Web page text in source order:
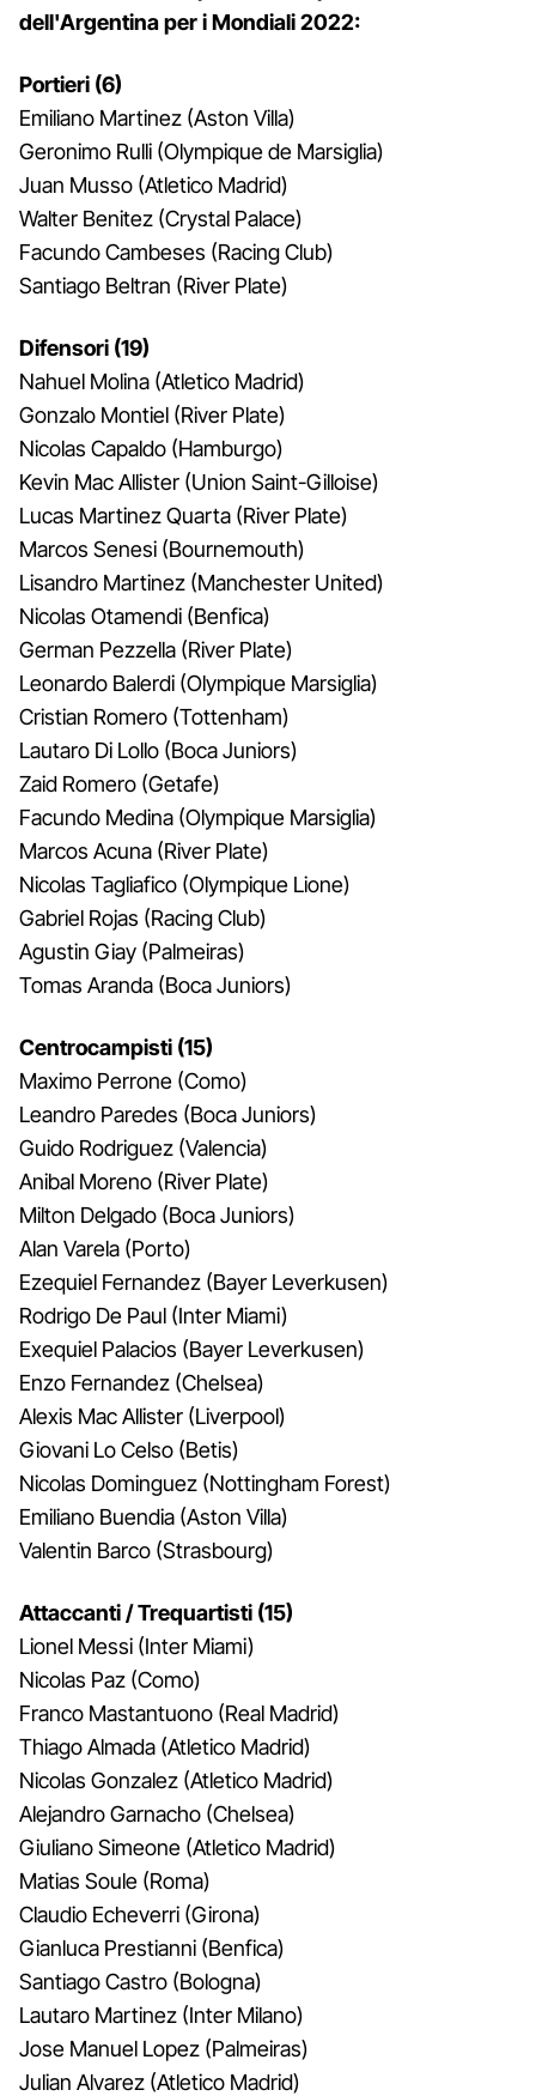
dell'Argentina per i Mondiali 2022:
Portieri (6)
Emiliano Martinez (Aston Villa)
Geronimo Rulli (Olympique de Marsiglia)
Juan Musso (Atletico Madrid)
Walter Benitez (Crystal Palace)
Facundo Cambeses (Racing Club)
Santiago Beltran (River Plate)
Difensori (19)
Nahuel Molina (Atletico Madrid)
Gonzalo Montiel (River Plate)
Nicolas Capaldo (Hamburgo)
Kevin Mac Allister (Union Saint-Gilloise)
Lucas Martinez Quarta (River Plate)
Marcos Senesi (Bournemouth)
Lisandro Martinez (Manchester United)
Nicolas Otamendi (Benfica)
German Pezzella (River Plate)
Leonardo Balerdi (Olympique Marsiglia)
Cristian Romero (Tottenham)
Lautaro Di Lollo (Boca Juniors)
Zaid Romero (Getafe)
Facundo Medina (Olympique Marsiglia)
Marcos Acuna (River Plate)
Nicolas Tagliafico (Olympique Lione)
Gabriel Rojas (Racing Club)
Agustin Giay (Palmeiras)
Tomas Aranda (Boca Juniors)
Centrocampisti (15)
Maximo Perrone (Como)
Leandro Paredes (Boca Juniors)
Guido Rodriguez (Valencia)
Anibal Moreno (River Plate)
Milton Delgado (Boca Juniors)
Alan Varela (Porto)
Ezequiel Fernandez (Bayer Leverkusen)
Rodrigo De Paul (Inter Miami)
Exequiel Palacios (Bayer Leverkusen)
Enzo Fernandez (Chelsea)
Alexis Mac Allister (Liverpool)
Giovani Lo Celso (Betis)
Nicolas Dominguez (Nottingham Forest)
Emiliano Buendia (Aston Villa)
Valentin Barco (Strasbourg)
Attaccanti / Trequartisti (15)
Lionel Messi (Inter Miami)
Nicolas Paz (Como)
Franco Mastantuono (Real Madrid)
Thiago Almada (Atletico Madrid)
Nicolas Gonzalez (Atletico Madrid)
Alejandro Garnacho (Chelsea)
Giuliano Simeone (Atletico Madrid)
Matias Soule (Roma)
Claudio Echeverri (Girona)
Gianluca Prestianni (Benfica)
Santiago Castro (Bologna)
Lautaro Martinez (Inter Milano)
Jose Manuel Lopez (Palmeiras)
Julian Alvarez (Atletico Madrid)